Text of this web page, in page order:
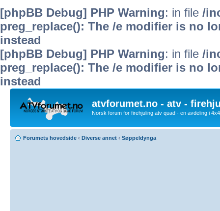
[phpBB Debug] PHP Warning: in file /
preg_replace(): The /e modifier is no
instead
[phpBB Debug] PHP Warning: in file /
preg_replace(): The /e modifier is no
instead
atvforumet.no - atv -
Norsk forum for firehjuling atv quad - en avdeling i
Forumets hovedside ‹ Diverse annet ‹ Søppeldynga